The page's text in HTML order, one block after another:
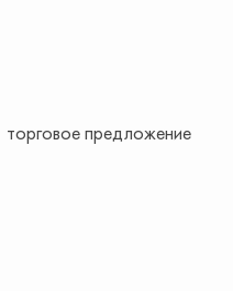
торговое предложение